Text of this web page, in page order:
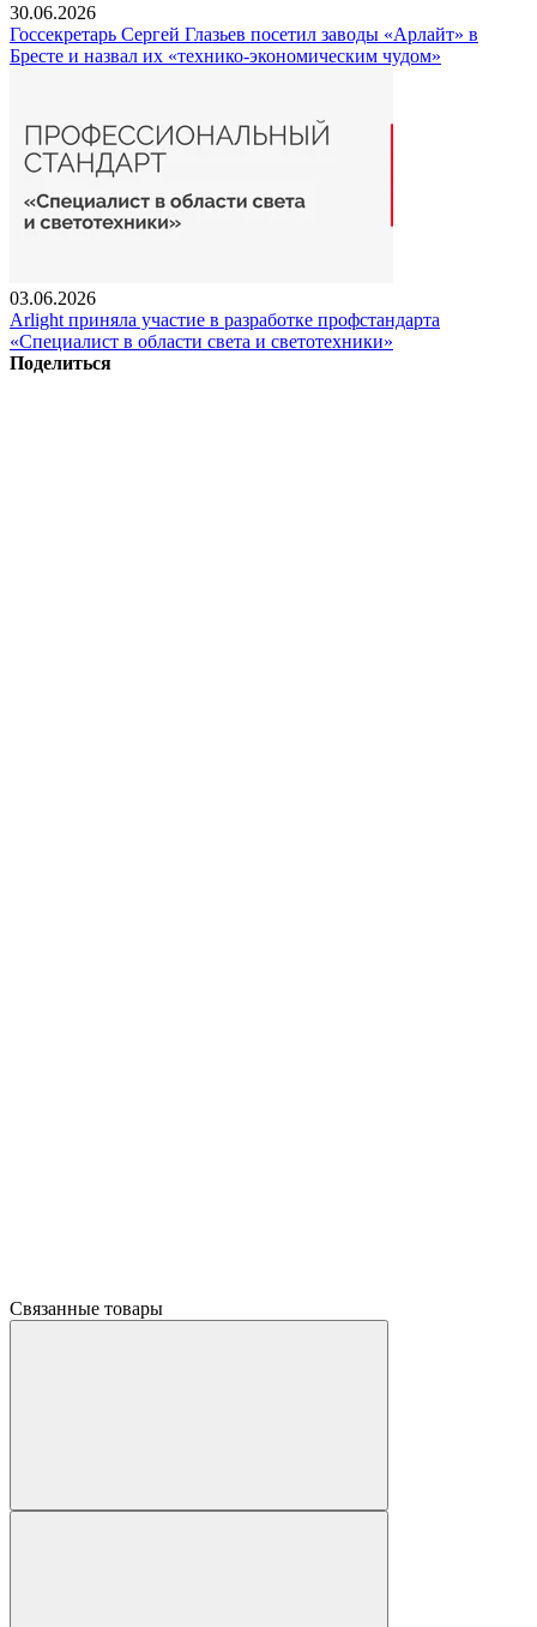
30.06.2026
Госсекретарь Сергей Глазьев посетил заводы «Арлайт» в
Бресте и назвал их «технико-экономическим чудом»
03.06.2026
Arlight приняла участие в разработке профстандарта
«Специалист в области света и светотехники»
Поделиться
Связанные товары